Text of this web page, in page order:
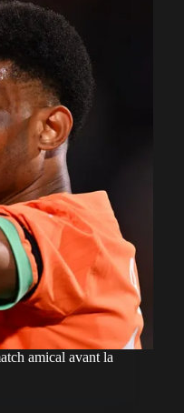
amical avant la